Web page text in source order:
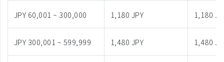
JPY 60,001 ~ 300,000 1,180 JPY 1,180
JPY 300,001 ~ 599,999 1,480 JPY 1,480